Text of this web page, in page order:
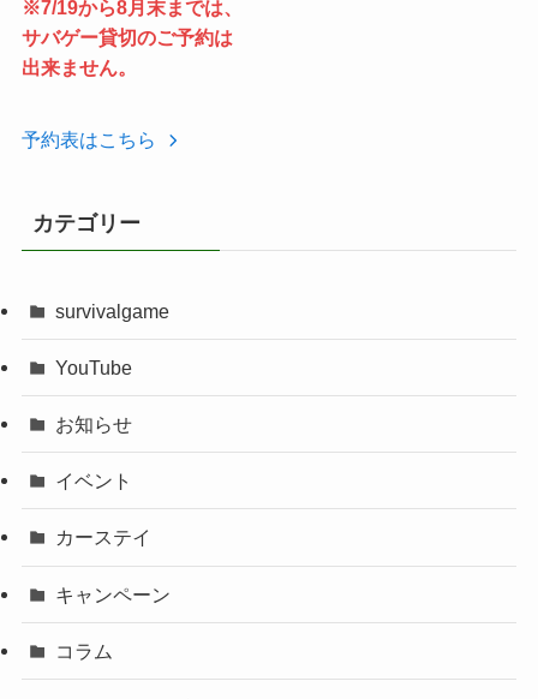
※7/19から8月末までは、
サバゲー貸切のご予約は
出来ません。
予約表はこちら
カテゴリー
survivalgame
YouTube
お知らせ
イベント
カーステイ
キャンペーン
コラム